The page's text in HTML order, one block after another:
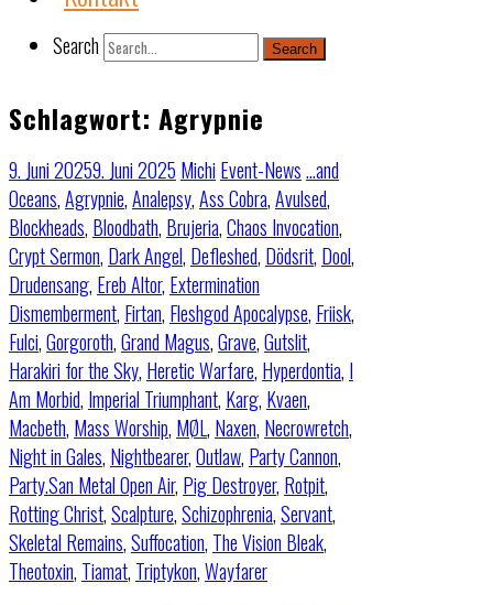
Search Search
Schlagwort: Agrypnie
9. Juni 20259. Juni 2025 Michi Event-News…and
Oceans,Agrypnie,Analepsy,Ass Cobra,Avulsed,
Blockheads, Bloodbath, Brujeria,Chaos Invocation,
Crypt Sermon, Dark Angel, Defleshed, Dödsrit, Dool,
Drudensang, Ereb Altor, Extermination
Dismemberment, Firtan, Fleshgod Apocalypse, Friisk,
Fulci,Gorgoroth,Grand Magus,Grave,Gutslit,
Harakiri for the Sky, Heretic Warfare, Hyperdontia, I
Am Morbid, Imperial Triumphant, Karg, Kvaen,
Macbeth, Mass Worship, MØL, Naxen, Necrowretch,
Night in Gales, Nightbearer,Outlaw, Party Cannon,
Party.San Metal Open Air, Pig Destroyer, Rotpit,
Rotting Christ,Scalpture,Schizophrenia,Servant,
Skeletal Remains,Suffocation, The Vision Bleak,
Theotoxin, Tiamat, Triptykon,Wayfarer